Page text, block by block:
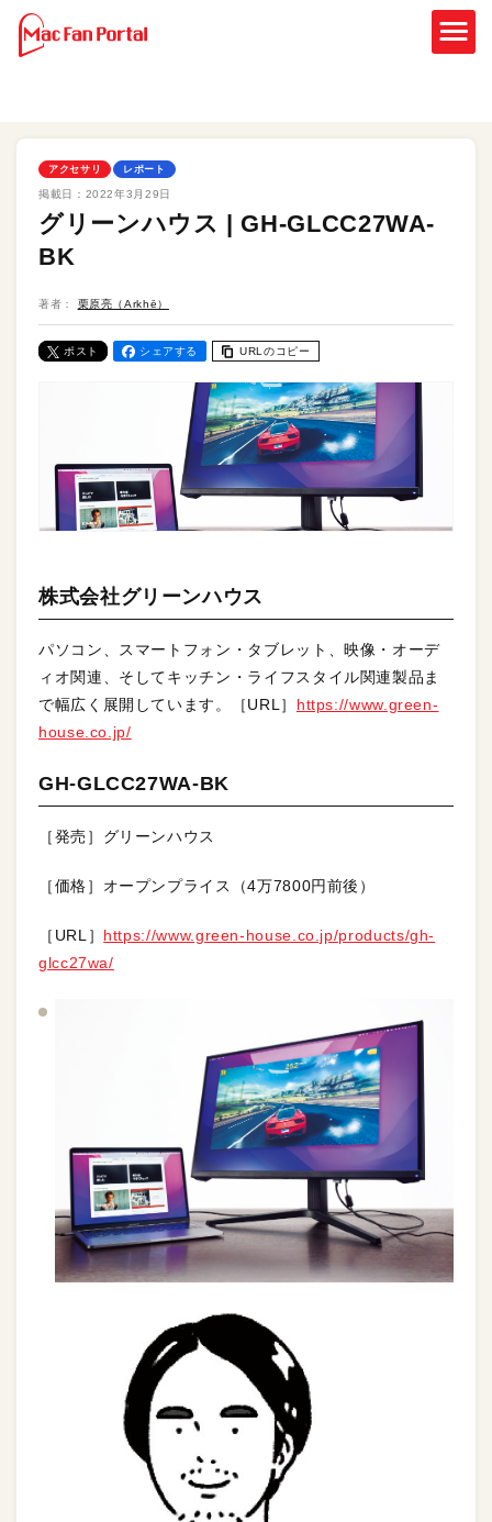
アクセサリ レポート
掲載日： 2022年3月29日
グリーンハウス | GH-GLCC27WA-
BK
著者： 栗原亮（Arkhē）
ポスト シェアする URLのコピー
株式会社グリーンハウス
パソコン、スマートフォン・タブレット、映像・オーデ
ィオ関連、そしてキッチン・ライフスタイル関連製品ま
で幅広く展開しています。［URL］ https://www.green-
house.co.jp/
GH-GLCC27WA-BK
［発売］グリーンハウス
［価格］オープンプライス（4万7800円前後）
［URL］ https://www.green-house.co.jp/products/gh-
glcc27wa/